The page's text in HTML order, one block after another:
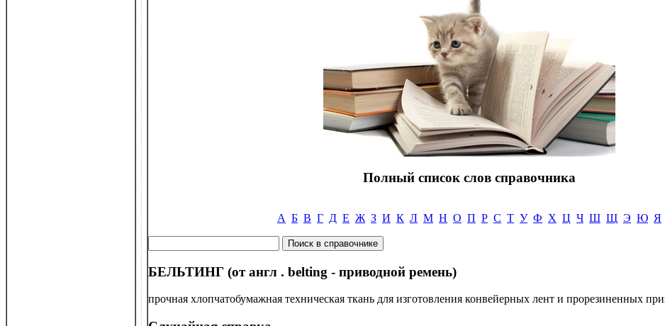
Полный список слов справочника
А Б В Г Д Е Ж З И К Л М Н О П Р С Т У Ф Х Ц Ч Ш Щ Э Ю Я
БЕЛЬТИНГ (от англ . belting - приводной ремень)
прочная хлопчатобумажная техническая ткань для изготовления конвейерных лент и прорезиненных